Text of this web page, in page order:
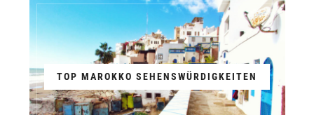
TOP MAROKKO SEHENSWÜRDIGKEITEN